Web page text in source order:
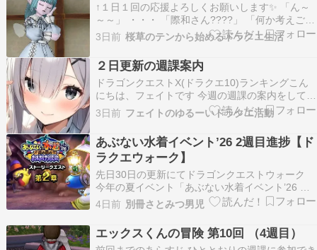
↑１日１回の応援よろしくお願いします✨ 「ん～
～～」 ・・・ 「際和さん????」 「何か考えご
と？」「うん、えっとね…」 「レベルの低い職業
を、狩り場情報みながら上げてみようと思って」
「わぁ❗頑張ってるね✨」 「このケダモノってい
う危ない名前のモンスターやってみようかな」
「ケ…
3日前 桜草のテンから始めるドラクエ生活
２日更新の週課案内
ドラゴンクエストX(ドラクエ10)ランキングこん
にちは、フェイトです 今週の週課の案内をしてい
きます バージョン8まもの博士の冒険的な実験 バ
ージョン７異界アスタルジア 今週のプレゼント
・セクシーブロマイドカブ・ピンクの鉄アレイナ
ンナ・機械工学の本ドルタム・創造巨神の造アシ
ュ…
3日前 フェイトのゆるーいドラクエ活動
あぶない水着イベント’26 2週目進捗【ド
ラクエウォーク】
先日30日の更新にてドラゴンクエストウォーク
今年の夏イベント「あぶない水着イベント’26 」
第2章が登場しております。 2章の展開からして
も、サプライズ乱入でもない限り後半ガチャのモ
チーフはショタ・ピサロで決まりっぽいですか
ね？ ピサロガチャが来た場合、水着にしろ浴衣に
4日前 別冊さとみつ男児
エックスくんの冒険 第10回 （4週目）